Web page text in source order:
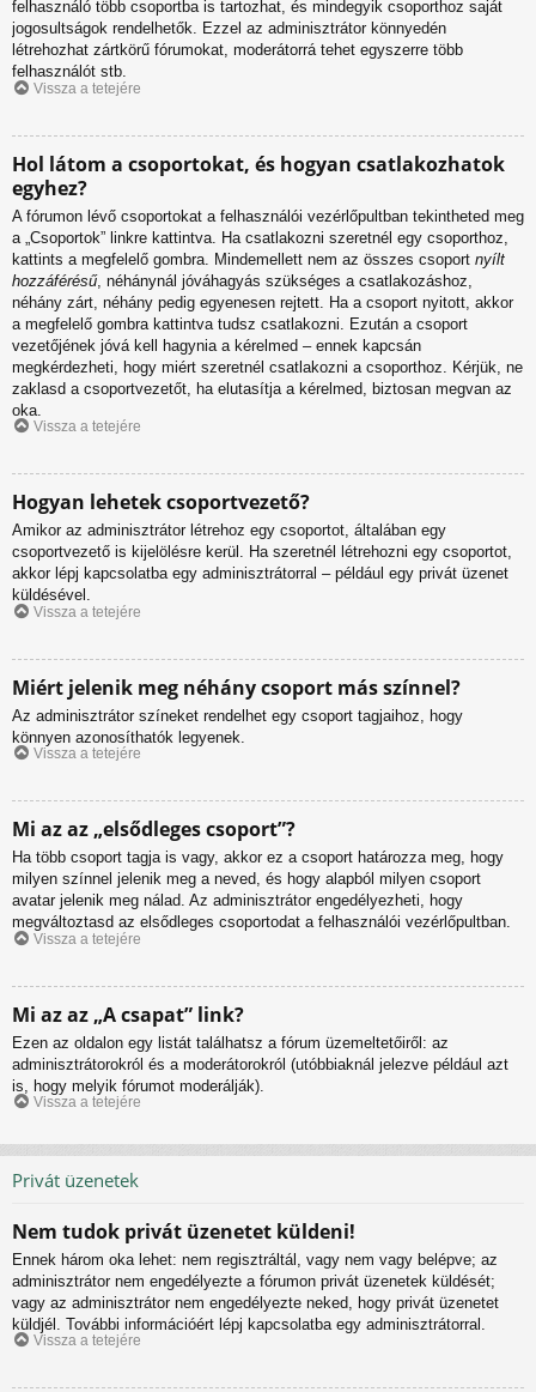
felhasználó több csoportba is tartozhat, és mindegyik csoporthoz saját
jogosultságok rendelhetők. Ezzel az adminisztrátor könnyedén
létrehozhat zártkörű fórumokat, moderátorrá tehet egyszerre több
felhasználót stb.
Vissza a tetejére
Hol látom a csoportokat, és hogyan csatlakozhatok
egyhez?
A fórumon lévő csoportokat a felhasználói vezérlőpultban tekintheted meg
a „Csoportok” linkre kattintva. Ha csatlakozni szeretnél egy csoporthoz,
kattints a megfelelő gombra. Mindemellett nem az összes csoport nyílt
hozzáférésű, néhánynál jóváhagyás szükséges a csatlakozáshoz,
néhány zárt, néhány pedig egyenesen rejtett. Ha a csoport nyitott, akkor
a megfelelő gombra kattintva tudsz csatlakozni. Ezután a csoport
vezetőjének jóvá kell hagynia a kérelmed – ennek kapcsán
megkérdezheti, hogy miért szeretnél csatlakozni a csoporthoz. Kérjük, ne
zaklasd a csoportvezetőt, ha elutasítja a kérelmed, biztosan megvan az
oka.
Vissza a tetejére
Hogyan lehetek csoportvezető?
Amikor az adminisztrátor létrehoz egy csoportot, általában egy
csoportvezető is kijelölésre kerül. Ha szeretnél létrehozni egy csoportot,
akkor lépj kapcsolatba egy adminisztrátorral – például egy privát üzenet
küldésével.
Vissza a tetejére
Miért jelenik meg néhány csoport más színnel?
Az adminisztrátor színeket rendelhet egy csoport tagjaihoz, hogy
könnyen azonosíthatók legyenek.
Vissza a tetejére
Mi az az „elsődleges csoport”?
Ha több csoport tagja is vagy, akkor ez a csoport határozza meg, hogy
milyen színnel jelenik meg a neved, és hogy alapból milyen csoport
avatar jelenik meg nálad. Az adminisztrátor engedélyezheti, hogy
megváltoztasd az elsődleges csoportodat a felhasználói vezérlőpultban.
Vissza a tetejére
Mi az az „A csapat” link?
Ezen az oldalon egy listát találhatsz a fórum üzemeltetőiről: az
adminisztrátorokról és a moderátorokról (utóbbiaknál jelezve például azt
is, hogy melyik fórumot moderálják).
Vissza a tetejére
Privát üzenetek
Nem tudok privát üzenetet küldeni!
Ennek három oka lehet: nem regisztráltál, vagy nem vagy belépve; az
adminisztrátor nem engedélyezte a fórumon privát üzenetek küldését;
vagy az adminisztrátor nem engedélyezte neked, hogy privát üzenetet
küldjél. További információért lépj kapcsolatba egy adminisztrátorral.
Vissza a tetejére